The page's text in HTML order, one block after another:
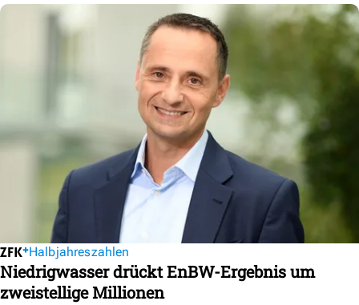
Halbjahreszahlen
Niedrigwasser drückt EnBW-Ergebnis um
zweistellige Millionen